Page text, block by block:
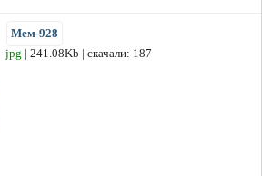
Мем-928
jpg | 241.08Kb | скачали: 187